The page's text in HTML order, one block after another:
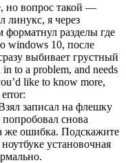
но вопрос такой —
линукс, я через
разделы где
windows 10, после
выбивает грустный
to a problem, and needs
like to know more,
записал на флешку
снова
же ошибка. Подскажите
установочная